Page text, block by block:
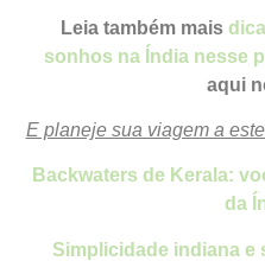
Leia também mais
sonhos na Índia nesse
aqui
E planeje sua viagem a
Backwaters de Kerala:
da
Simplicidade indiana